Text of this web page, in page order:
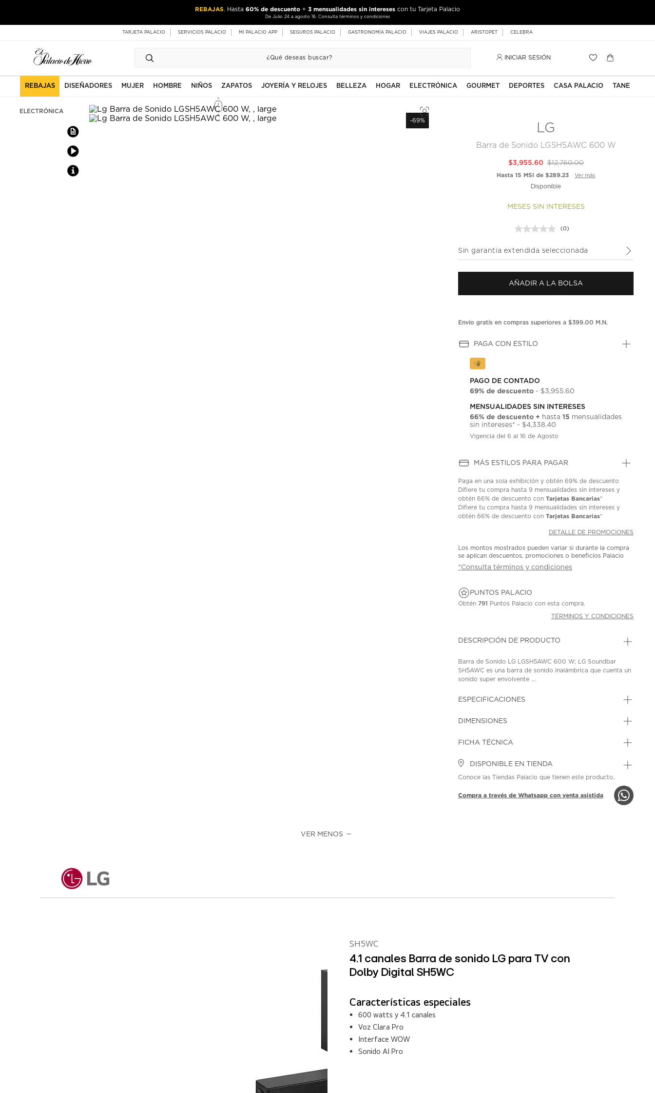
REBAJAS. Hasta 60% de descuento + 3 mensualidades sin intereses con tu Tarjeta Palacio
De Julio 24 a agosto 16. Consulta términos y condiciones
TARJETA PALACIO SERVICIOS PALACIO MI PALACIO APP SEGUROS PALACIO GASTRONOMÍA PALACIO VIAJES PALACIO ARISTOPET CELEBRA
INICIAR SESIÓN
REBAJAS DISEÑADORES MUJER HOMBRE NIÑOS ZAPATOS JOYERÍA Y RELOJES BELLEZA HOGAR ELECTRÓNICA GOURMET DEPORTES CASA PALACIO TANE
ELECTRÓNICA
-69%
LG
Barra de Sonido LGSH5AWC 600 W
$12,760.00
$3,955.60
Hasta 15 MSI de $289.23 Ver más
Disponible
MESES SIN INTERESES
Sin
Enlace
misma
página.
(0)
Sin garantia extendida seleccionada
AÑADIR A LA BOLSA
Envío gratis en compras superiores a $399.00 M.N.
PAGA CON ESTILO
PAGO DE CONTADO
69% de descuento - $3,955.60
MENSUALIDADES SIN INTERESES
66% de descuento + hasta15 mensualidades
sin intereses* - $4,338.40
Vigencia del 6 al 16 de Agosto
MÁS ESTILOS PARA PAGAR
Paga en una sola exhibición y obtén 69% de descuento
Difiere tu compra hasta 9 mensualidades sin intereses y
obtén 66% de descuento conTarjetas Bancarias*
Difiere tu compra hasta 9 mensualidades sin intereses y
obtén 66% de descuento conTarjetas Bancarias*
DETALLE DE PROMOCIONES
Los montos mostrados pueden variar si durante la compra
se aplican descuentos, promociones o beneficios Palacio
*Consulta términos y condiciones
PUNTOS PALACIO
Obtén791 Puntos Palacio con esta compra.
TÉRMINOS Y CONDICIONES
DESCRIPCIÓN DE PRODUCTO
Barra de Sonido LG LGSH5AWC 600 W; LG Soundbar
SH5AWC es una barra de sonido inalámbrica que cuenta un
sonido super envolvente ...
ESPECIFICACIONES
DIMENSIONES
FICHA TÉCNICA
DISPONIBLE EN TIENDA
Conoce las Tiendas Palacio que tienen este producto.
Compra a través de Whatsapp con venta asistida
VER MENOS
SH5WC
4.1 canales Barra de sonido LG para TV con
Dolby Digital SH5WC
Características especiales
600 watts y 4.1 canales
Voz Clara Pro
Interface WOW
Sonido AI Pro